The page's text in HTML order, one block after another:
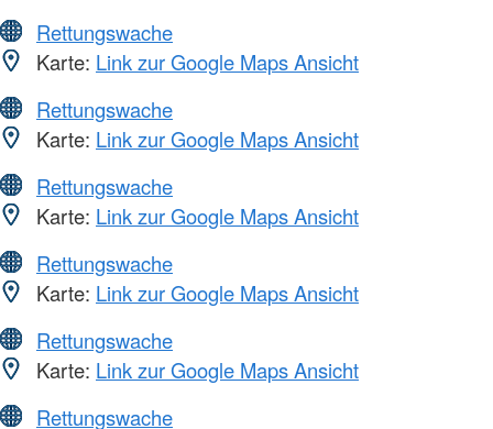
Rettungswache
Karte: Link zur Google Maps Ansicht
Rettungswache
Karte: Link zur Google Maps Ansicht
Rettungswache
Karte: Link zur Google Maps Ansicht
Rettungswache
Karte: Link zur Google Maps Ansicht
Rettungswache
Karte: Link zur Google Maps Ansicht
Rettungswache